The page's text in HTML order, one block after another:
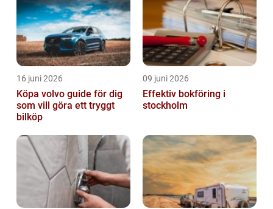
16 juni 2026
Köpa volvo guide för dig
som vill göra ett tryggt
bilköp
09 juni 2026
Effektiv bokföring i
stockholm